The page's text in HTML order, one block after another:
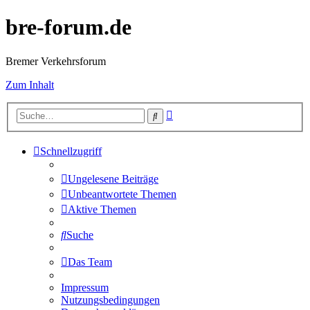
bre-forum.de
Bremer Verkehrsforum
Zum Inhalt
Suche
Schnellzugriff
Ungelesene Beiträge
Unbeantwortete Themen
Aktive Themen
Suche
Das Team
Impressum
Nutzungsbedingungen